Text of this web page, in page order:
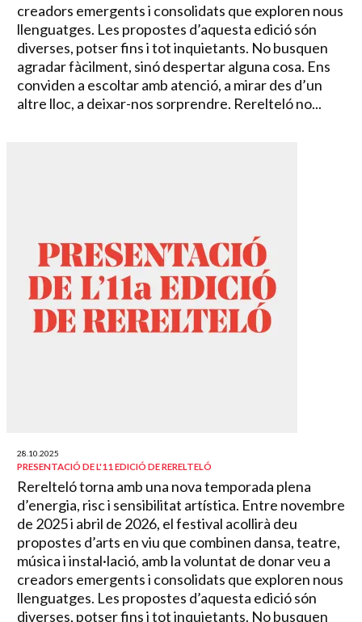
creadors emergents i consolidats que exploren nous
llenguatges. Les propostes d’aquesta edició són
diverses, potser fins i tot inquietants. No busquen
agradar fàcilment, sinó despertar alguna cosa. Ens
conviden a escoltar amb atenció, a mirar des d’un
altre lloc, a deixar-nos sorprendre. Rerelteló no...
28.10.2025
PRESENTACIÓ DE L'11 EDICIÓ DE RERELTELÓ
Rerelteló torna amb una nova temporada plena
d’energia, risc i sensibilitat artística. Entre novembre
de 2025 i abril de 2026, el festival acollirà deu
propostes d’arts en viu que combinen dansa, teatre,
música i instal·lació, amb la voluntat de donar veu a
creadors emergents i consolidats que exploren nous
llenguatges. Les propostes d’aquesta edició són
diverses, potser fins i tot inquietants. No busquen